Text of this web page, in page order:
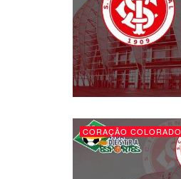
CORAÇÃO COLORADO